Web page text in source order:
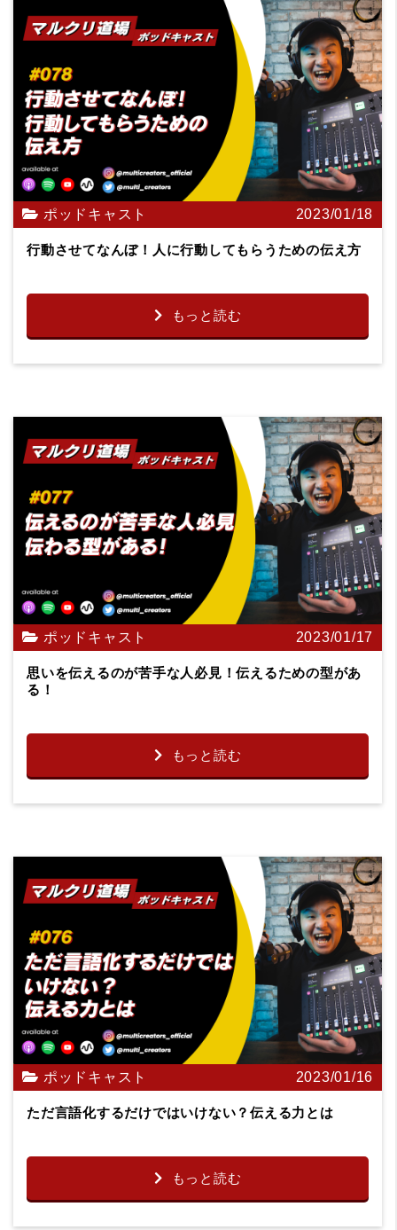
ポッドキャスト 2023/01/18
行動させてなんぼ！人に行動してもらうための伝え方
もっと読む
ポッドキャスト 2023/01/17
思いを伝えるのが苦手な人必見！伝えるための型があ
る！
もっと読む
ポッドキャスト 2023/01/16
ただ言語化するだけではいけない？伝える力とは
もっと読む